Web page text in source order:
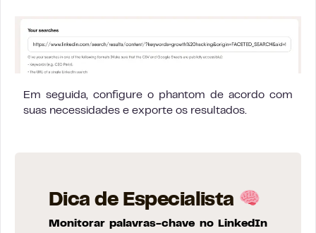
Em seguida, configure o phantom de acordo com
suas necessidades e exporte os resultados.
Dica de Especialista
Monitorar palavras-chave no LinkedIn